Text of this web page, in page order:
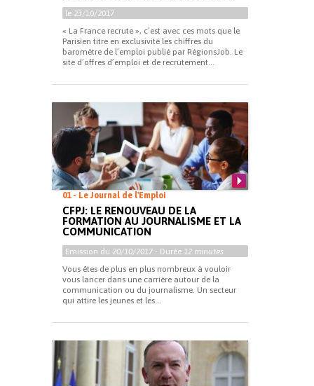
le 23/10/2017
« La France recrute », c’est avec ces mots que le
Parisien titre en exclusivité les chiffres du
baromètre de l’emploi publié par RégionsJob. Le
site d’offres d’emploi et de recrutement...
01 - Le Journal de l'Emploi
CFPJ: LE RENOUVEAU DE LA
FORMATION AU JOURNALISME ET LA
COMMUNICATION
Emission du 20/10/2017 - Durée 12 minutes
Vous êtes de plus en plus nombreux à vouloir
vous lancer dans une carrière autour de la
communication ou du journalisme. Un secteur
qui attire les jeunes et les...